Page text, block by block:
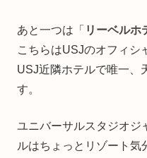
あと一つは「 リーベルホ
こちらはUSJのオフィシ
USJ近隣ホテルで唯一、
す。
ユニバーサルスタジオジ
ルはちょっとリゾート気